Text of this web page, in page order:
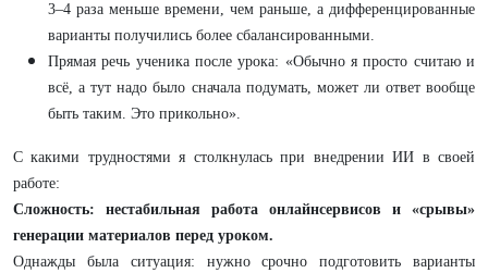
3–4 раза меньше времени, чем раньше, а дифференцированные
варианты получились более сбалансированными.
Прямая речь ученика после урока: «Обычно я просто считаю и
всё, а тут надо было сначала подумать, может ли ответ вообще
быть таким. Это прикольно».
С какими трудностями я столкнулась при внедрении ИИ в своей
работе:
Сложность: нестабильная работа онлайнсервисов и «срывы»
генерации материалов перед уроком.
Однажды была ситуация: нужно срочно подготовить варианты